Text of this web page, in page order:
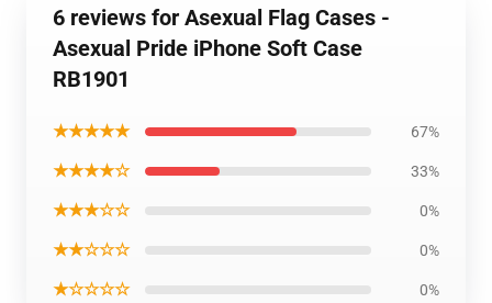
6 reviews for Asexual Flag Cases -
Asexual Pride iPhone Soft Case
RB1901
★★★★★ 67%
★★★★☆ 33%
★★★☆☆ 0%
★★☆☆☆ 0%
★☆☆☆☆ 0%